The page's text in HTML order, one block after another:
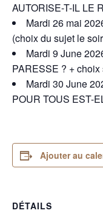
AUTORISE-T-IL LE
Mardi 26 mai
(choix du sujet le
Mardi 9 June
PARESSE ? +
Mardi 30 June
POUR TOUS EST-
Ajouter au
DÉTAILS